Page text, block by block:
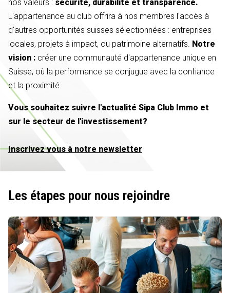
nos valeurs : sécurité, durabilité et transparence.
L'appartenance au club offrira à nos membres l'accès à
d'autres opportunités suisses sélectionnées : entreprises
locales, projets à impact, ou patrimoine alternatifs. Notre
vision : créer une communauté d'appartenance unique en
Suisse, où la performance se conjugue avec la confiance
et la proximité.
Vous souhaitez suivre l'actualité Sipa Club Immo et
sur le secteur de l'investissement?
Inscrivez vous à notre newsletter
Les étapes pour nous rejoindre